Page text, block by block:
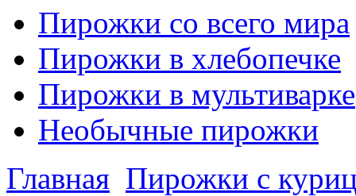
Пирожки со всего мира
Пирожки в хлебопечке
Пирожки в мультиварке
Необычные пирожки
Главная Пирожки с